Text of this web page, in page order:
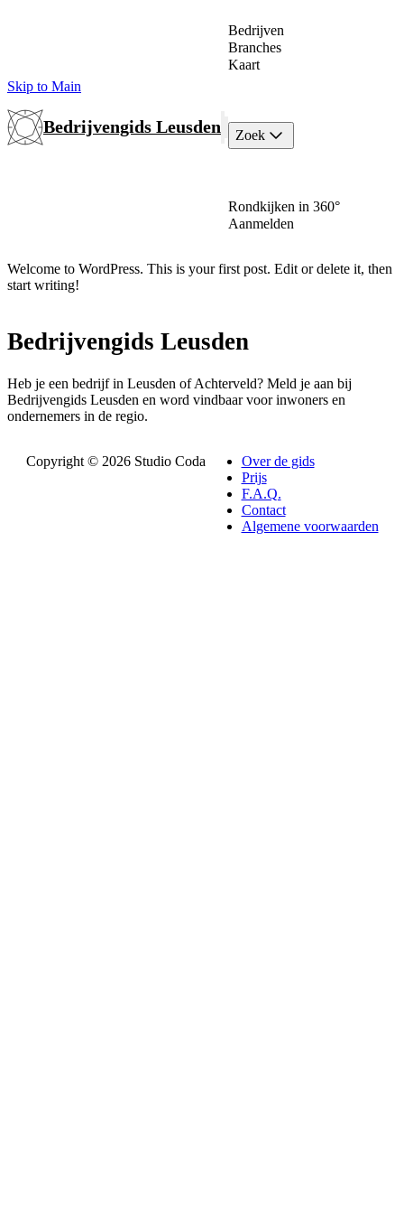
Skip to Main
Bedrijvengids Leusden
Bedrijven
Branches
Kaart
Zoek
Rondkijken in 360°
Aanmelden
Welcome to WordPress. This is your first post. Edit or delete it, then
start writing!
Bedrijvengids Leusden
Heb je een bedrijf in Leusden of Achterveld? Meld je aan bij
Bedrijvengids Leusden en word vindbaar voor inwoners en
ondernemers in de regio.
Copyright © 2026 Studio Coda
Over de gids
Prijs
F.A.Q.
Contact
Algemene voorwaarden